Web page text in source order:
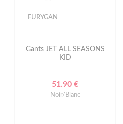
FURYGAN
Gants JET ALL SEASONS
KID
51.90 €
Noir/Blanc